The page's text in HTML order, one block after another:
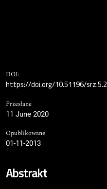
DOI:
https://doi.org/10.51196/srz.5.2
Przesłane
11 June 2020
Opublikowane
01-11-2013
Abstrakt